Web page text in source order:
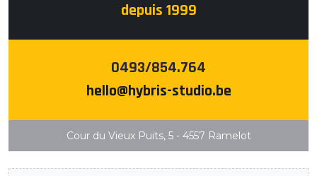
depuis 1999
0493/854.764
hello@hybris-studio.be
Cour du Vieux Puits, 5 - 4557 Ramelot